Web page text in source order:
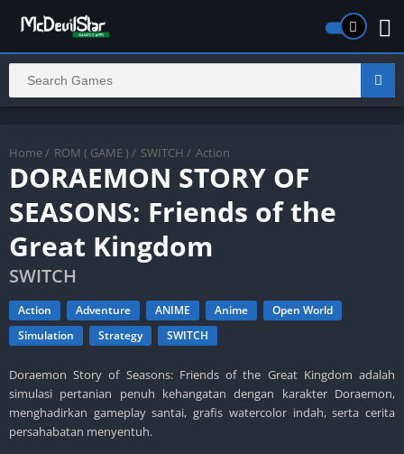
Home / ROM ( GAME ) / SWITCH / Action
DORAEMON STORY OF
SEASONS: Friends of the
Great Kingdom
SWITCH
Action Adventure ANIME Anime
Open World
Simulation
Strategy SWITCH
Doraemon Story of Seasons: Friends of the Great Kingdom adalah
simulasi pertanian penuh kehangatan dengan karakter Doraemon,
menghadirkan gameplay santai, grafis watercolor indah, serta cerita
persahabatan menyentuh.